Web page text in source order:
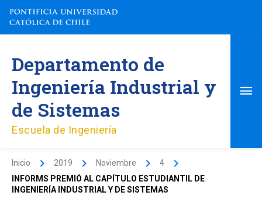
contenido
Departamento de
Ingeniería Industrial y
de Sistemas
Escuela de Ingeniería
Inicio 2019 Noviembre
4
INFORMS PREMIÓ AL CAPÍTULO ESTUDIANTIL DE
INGENIERÍA INDUSTRIAL Y DE SISTEMAS